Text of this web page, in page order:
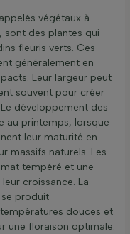
végétaux à
sont des plantes qui
fleuris verts. Ces
généralement en
Leur largeur peut
souvent pour créer
développement des
au printemps, lorsque
leur maturité en
massifs naturels. Les
tempéré et une
croissance. La
produit
douces et
une floraison optimale.